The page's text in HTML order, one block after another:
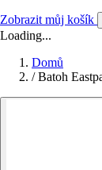
Zobrazit můj košík
Loading...
Domů
/ Batoh